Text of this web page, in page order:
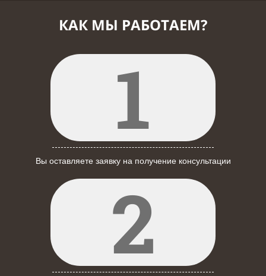
КАК МЫ РАБОТАЕМ?
1
Вы оставляете заявку на получение консультации
2